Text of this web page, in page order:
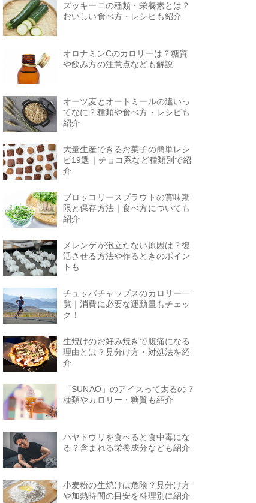
ズッキーニの種類・栄養素とは？
おいしい食べ方・レシピも紹介
オロナミンCのカロリーは？糖質
や飲み方の注意点なども解説
オーツ麦とオートミールの違いっ
てなに？種類や食べ方・レシピも
紹介
大量生産できるお菓子の簡単レシ
ピ19選｜チョコ系など種類別で紹
介
ブロッコリースプラウトの賞味期
限と保存方法｜食べ方についても
紹介
メレンゲが泡立たない原因は？復
活させる方法や作るときのポイン
トも
チュッパチャップスのカロリー一
覧｜消費に必要な運動量もチェッ
ク！
生焼けのお好み焼きで腹痛になる
理由とは？見分け方・対処法を紹
介
「SUNAO」のアイスって太るの？
種類やカロリー・糖質も紹介
ハヤトウリを食べると食中毒にな
る？含まれる栄養成分なども紹介
小麦粉の生焼けは危険？見分け方
や加熱時間の目安を料理別に紹介